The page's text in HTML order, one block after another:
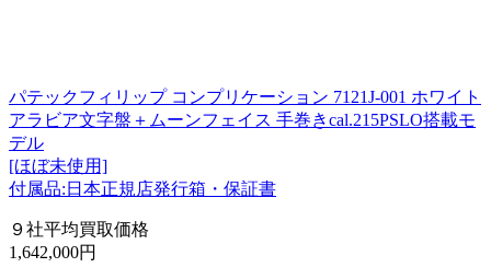
パテックフィリップ コンプリケーション 7121J-001 ホワイト
アラビア文字盤＋ムーンフェイス 手巻きcal.215PSLO搭載モ
デル
[ほぼ未使用]
付属品:日本正規店発行箱・保証書
９社平均買取価格
1,642,000円